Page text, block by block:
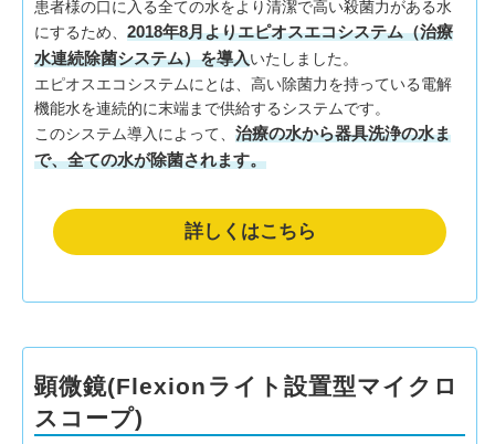
患者様の口に入る全ての水をより清潔で高い殺菌力がある水
にするため、 2018年8月よりエピオスエコシステム（治療
水連続除菌システム）を導入いたしました。
エピオスエコシステムにとは、高い除菌力を持っている電解
機能水を連続的に末端まで供給するシステムです。
このシステム導入によって、 治療の水から器具洗浄の水ま
で、全ての水が除菌されます。
詳しくはこちら
顕微鏡(Flexionライト設置型マイクロ
スコープ)